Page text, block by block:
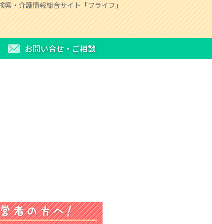
索・介護情報総合サイト「ワライフ」
お問い合せ・ご相談